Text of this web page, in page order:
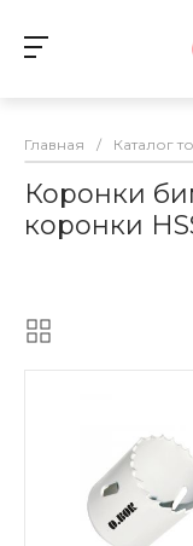
Главная / Каталог
Коронки
коронки